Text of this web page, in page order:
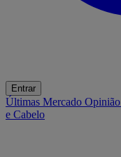
Entrar
Últimas Mercado Opinião
e Cabelo